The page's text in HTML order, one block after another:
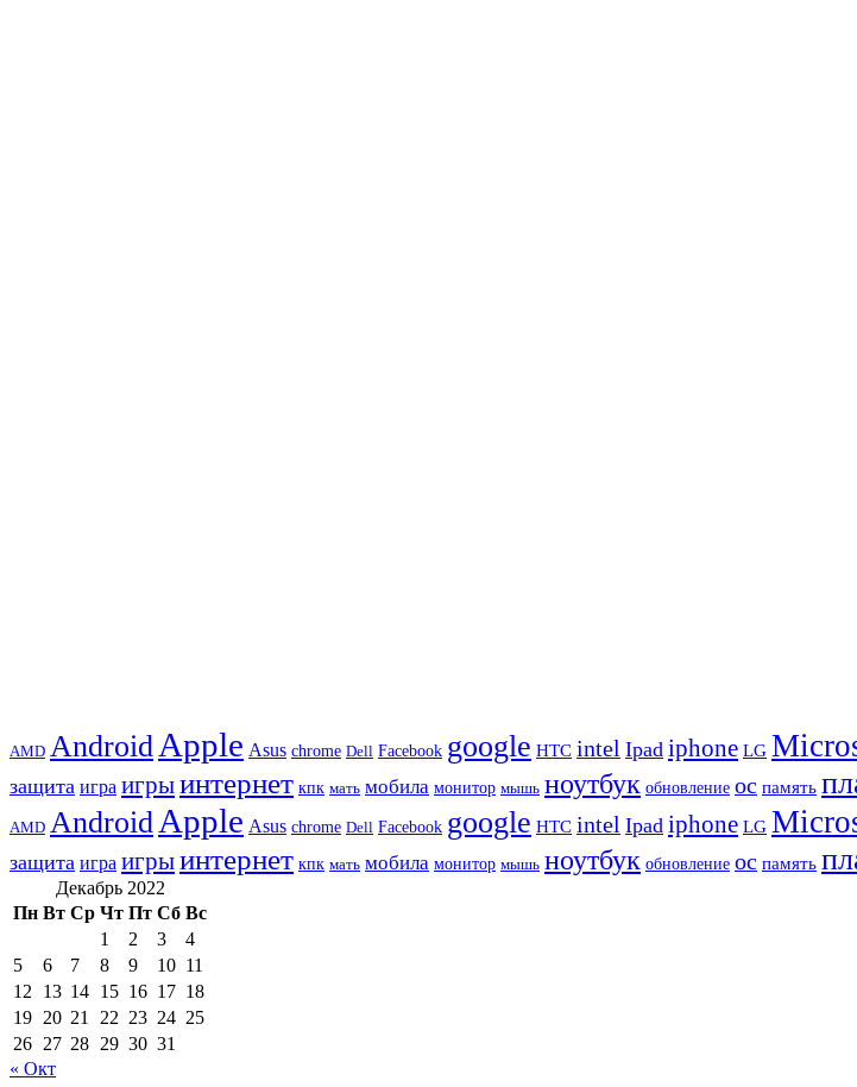
AMD AndroidApple Asus chrome Dell Facebook google HTC intel Ipad iphone LG
защита игра игрыинтернет кпк мать мобила монитор мышь ноутбук обновление ос память
AMD AndroidApple Asus chrome Dell Facebook google HTC intel Ipad iphone LG
защита игра игрыинтернет кпк мать мобила монитор мышь ноутбук обновление ос память
Декабрь 2022
Пн Вт Ср Чт Пт Сб Вс
1
2 3
4
5
6 7 8 9 10 11
12 13 14 15 16 17 18
19 20 21 22 23 24 25
26 27 28 29 30 31
« Окт